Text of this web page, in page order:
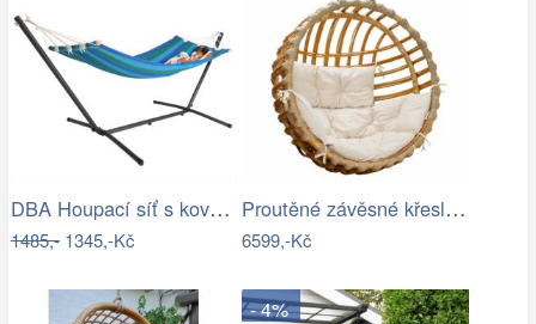
DBA Houpací síť s kovovým rámem 200 x…
1485,-1345,-Kč
Proutěné závěsné křeslo Elis, přírodní…
6599,-Kč
- 4%